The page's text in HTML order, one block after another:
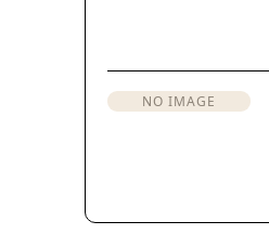
NO IMAGE